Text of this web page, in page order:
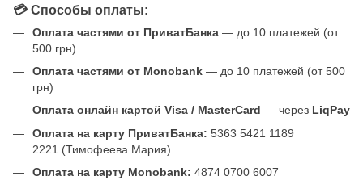
💳 Способы оплаты:
Оплата частями от ПриватБанка — до 10 платежей (от
500 грн)
Оплата частями от Monobank — до 10 платежей (от 500
грн)
Оплата онлайн картой Visa / MasterCard — через LiqPay
Оплата на карту ПриватБанка: 5363 5421 1189
2221 (Тимофеева Мария)
Оплата на карту Monobank: 4874 0700 6007